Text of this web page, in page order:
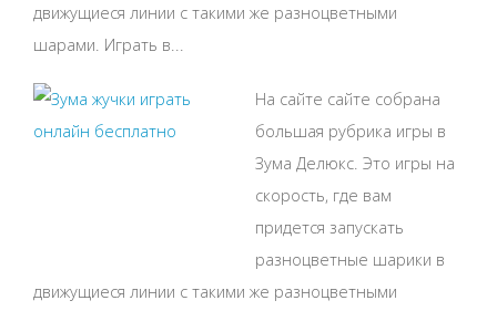
движущиеся линии с такими же разноцветными
шарами. Играть в...
На сайте сайте собрана
большая рубрика игры в
Зума Делюкс. Это игры на
скорость, где вам
придется запускать
разноцветные шарики в
движущиеся линии с такими же разноцветными